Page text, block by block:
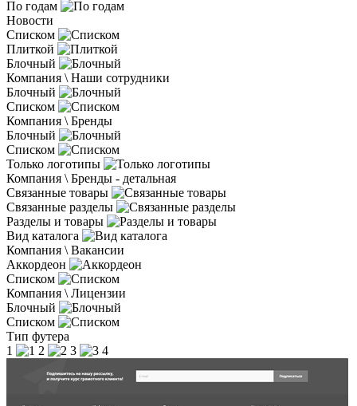
По годам
Новости
Списком
Плиткой
Блочный
Компания \ Наши сотрудники
Блочный
Списком
Компания \ Бренды
Блочный
Списком
Только логотипы
Компания \ Бренды - детальная
Связанные товары
Связанные разделы
Разделы и товары
Вид каталога
Компания \ Вакансии
Аккордеон
Списком
Компания \ Лицензии
Блочный
Списком
Тип футера
1
2 3 4